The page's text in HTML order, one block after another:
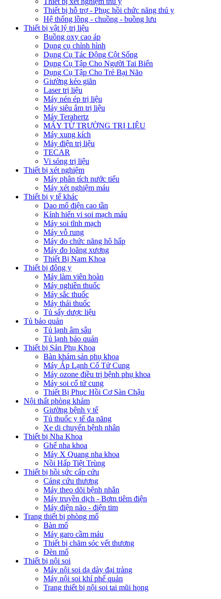
Thiết bị hỗ trợ - Phục hồi chức năng thú y
Hệ thống lồng - chuồng - buồng lưu
Thiết bị vật lý trị liệu
Buồng oxy cao áp
Dụng cụ chỉnh hình
Dụng Cụ Tác Động Cột Sống
Dụng Cụ Tập Cho Người Tai Biến
Dụng Cụ Tập Cho Trẻ Bại Não
Giường kéo giãn
Laser trị liệu
Máy nén ép trị liệu
Máy siêu âm trị liệu
Máy Terahertz
MÁY TỪ TRƯỜNG TRỊ LIỆU
Máy xung kích
Máy điện trị liệu
TECAR
Vi sóng trị liệu
Thiết bị xét nghiệm
Máy phân tích nước tiểu
Máy xét nghiệm máu
Thiết bị y tế khác
Dao mổ điện cao tần
Kính hiển vi soi mạch máu
Máy soi tĩnh mạch
Máy vỗ rung
Máy đo chức năng hô hấp
Máy đo loãng xương
Thiết Bị Nam Khoa
Thiết bị đông y
Máy làm viên hoàn
Máy nghiền thuốc
Máy sắc thuốc
Máy thái thuốc
Tủ sấy dược liệu
Tủ bảo quản
Tủ lạnh âm sâu
Tủ lạnh bảo quản
Thiết bị Sản Phụ Khoa
Bàn khám sản phụ khoa
Máy Áp Lạnh Cổ Tử Cung
Máy ozone điều trị bệnh phụ khoa
Máy soi cổ tử cung
Thiết Bị Phục Hồi Cơ Sàn Chậu
Nội thất phòng khám
Giường bệnh y tế
Tủ thuốc y tế đa năng
Xe di chuyển bệnh nhân
Thiết bị Nha Khoa
Ghế nha khoa
Máy X Quang nha khoa
Nồi Hấp Tiệt Trùng
Thiết bị hồi sức cấp cứu
Cáng cứu thương
Máy theo dõi bệnh nhân
Máy truyền dịch - Bơm tiêm điện
Máy điện não - điện tim
Trang thiết bị phòng mổ
Bàn mổ
Máy garo cầm máu
Thiết bị chăm sóc vết thương
Đèn mổ
Thiết bị nội soi
Máy nội soi dạ dày đại tràng
Máy nội soi khí phế quản
Trang thiết bị nội soi tai mũi họng